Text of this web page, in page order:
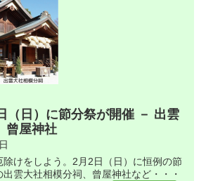
（日）に節分祭が開催 － 出雲
曾屋神社
除けをしよう。2月2日（日）に恒例の節
雲大社相模分祠、曾屋神社など・・・